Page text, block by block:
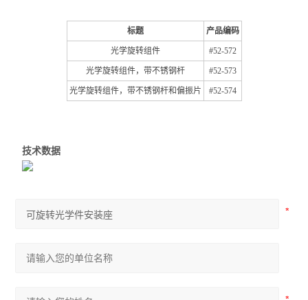
标题 产品编码
光学旋转组件 #52-572
光学旋转组件，带不锈钢杆 #52-573
光学旋转组件，带不锈钢杆和偏振片 #52-574
技术数据